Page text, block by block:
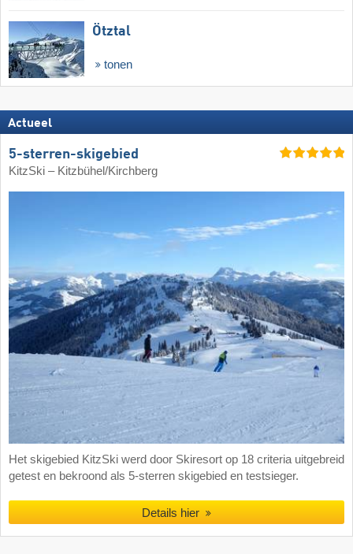
Ötztal
tonen
Actueel
5-sterren-skigebied
KitzSki – Kitzbühel/​Kirchberg
Het skigebied KitzSki werd door Skiresort op 18 criteria uitgebreid
getest en bekroond als 5-sterren skigebied en testsieger.
Details hier